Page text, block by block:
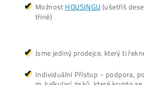
+421 949
+420 704